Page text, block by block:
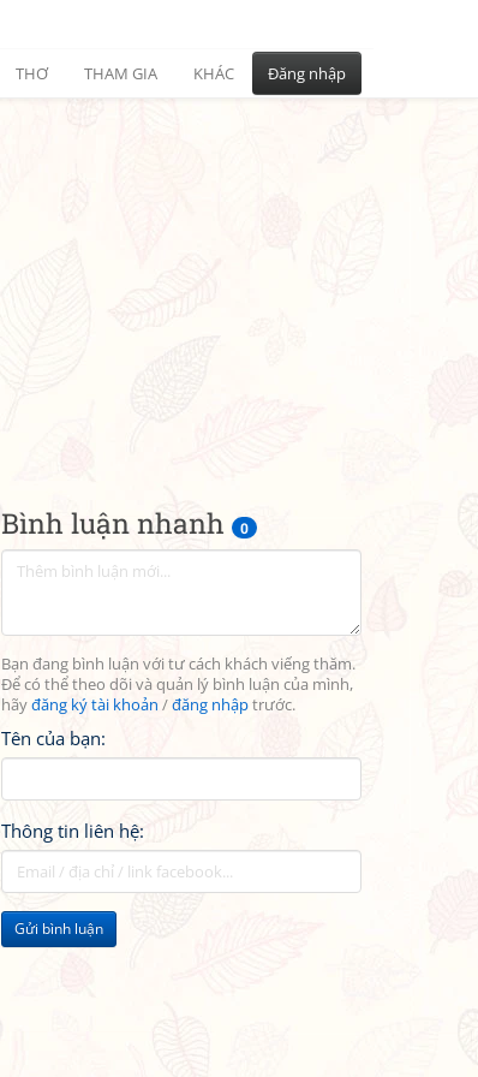
THƠ THAM GIA KHÁC Đăng nhập
Bình luận nhanh 0
Bạn đang bình luận với tư cách khách viếng thăm.
Để có thể theo dõi và quản lý bình luận của mình,
hãyđăng ký tài khoản /đăng nhậptrước.
Tên của bạn:
Thông tin liên hệ:
Gửi bình luận